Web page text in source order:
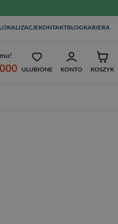
LAT
WIZYTA I POMIAR W
ZŁ
LOKALIZACJEKONTAKTBLOGKARIERA
ULUBIONE KONTO KOSZYK